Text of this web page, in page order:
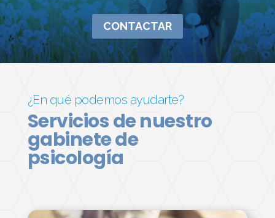
CONTACTAR
¿En qué podemos ayudarte?
Servicios de nuestro
gabinete de
psicología